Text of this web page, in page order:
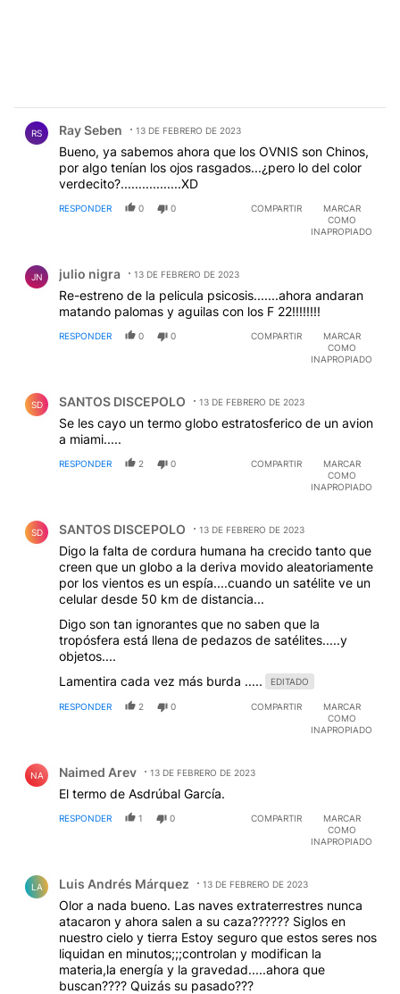
RS Ray Seben 13 DE FEBRERO DE 2023
Bueno, ya sabemos ahora que los OVNIS son Chinos,
por algo tenían los ojos rasgados...¿pero lo del color
verdecito?.................XD
RESPONDER 0 0 COMPARTIR
MARCAR
COMO
INAPROPIADO
JN julio nigra 13 DE FEBRERO DE 2023
Re-estreno de la pelicula psicosis.......ahora andaran
matando palomas y aguilas con los F 22!!!!!!!!
RESPONDER 0 0 COMPARTIR
MARCAR
COMO
INAPROPIADO
SD SANTOS DISCEPOLO 13 DE FEBRERO DE 2023
Se les cayo un termo globo estratosferico de un avion
a miami.....
RESPONDER 2 0 COMPARTIR
MARCAR
COMO
INAPROPIADO
SD SANTOS DISCEPOLO 13 DE FEBRERO DE 2023
Digo la falta de cordura humana ha crecido tanto que
creen que un globo a la deriva movido aleatoriamente
por los vientos es un espía....cuando un satélite ve un
celular desde 50 km de distancia...
Digo son tan ignorantes que no saben que la
tropósfera está llena de pedazos de satélites.....y
objetos....
Lamentira cada vez más burda .....
EDITADO
RESPONDER 2 0 COMPARTIR
MARCAR
COMO
INAPROPIADO
NA Naimed Arev 13 DE FEBRERO DE 2023
El termo de Asdrúbal García.
RESPONDER 1 0 COMPARTIR
MARCAR
COMO
INAPROPIADO
LA Luis Andrés Márquez 13 DE FEBRERO DE 2023
Olor a nada bueno. Las naves extraterrestres nunca
atacaron y ahora salen a su caza?????? Siglos en
nuestro cielo y tierra Estoy seguro que estos seres nos
liquidan en minutos;;;controlan y modifican la
materia,la energía y la gravedad.....ahora que
buscan???? Quizás su pasado???